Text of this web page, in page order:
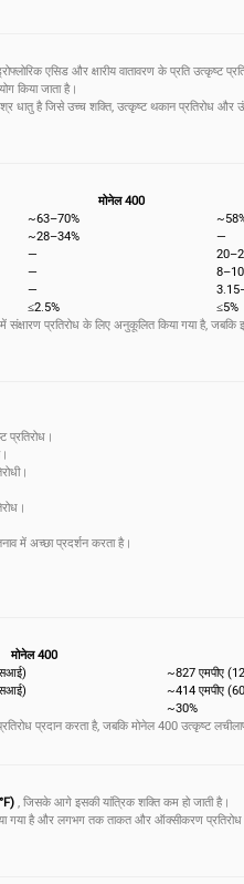
एसिड और क्षारीय वातावरण के प्रति उत्कृष्ट
किया जाता है।
धातु है जिसे उच्च शक्ति, उत्कृष्ट थकान प्रतिरोध और
मोनेल 400
~63–70%
~28–34%
—
—
—
—
≤2.5%
≤5%
संक्षारण प्रतिरोध के लिए अनुकूलित किया गया है,
प्रतिरोध।
में अच्छा प्रदर्शन करता है।
मोनेल 400
~827 एमपीए
~414 एमपीए
~30%
प्रदान करता है, जबकि मोनेल 400 उत्कृष्ट
, जिसके आगे इसकी यांत्रिक शक्ति कम हो जाती है।
गया है और लगभग तक ताकत और ऑक्सीकरण प्रतिरोध